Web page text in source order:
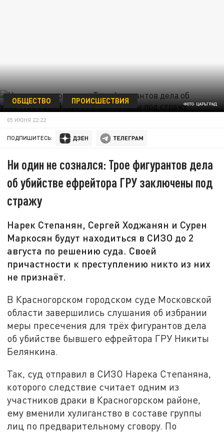
ФОТО: ЦАРЬГРАД
ОБЩЕСТВО ПРОИСШЕСТВИЯ
05 ИЮНЯ 22:22
ПОДПИШИТЕСЬ:
Ни один не сознался: Трое фигурантов дела
об убийстве ефрейтора ГРУ заключены под
стражу
Нарек Степанян, Сергей Ходжанян и Сурен
Маркосян будут находиться в СИЗО до 2
августа по решению суда. Своей
причастности к преступлению никто из них
не признаёт.
В Красногорском городском суде Московской
области завершились слушания об избрании
меры пресечения для трёх фигурантов дела
об убийстве бывшего ефрейтора ГРУ Никиты
Белянкина.
Так, суд отправил в СИЗО Нарека Степаняна,
которого следствие считает одним из
участников драки в Красногорском районе,
ему вменили хулиганство в составе группы
лиц по предварительному сговору. По